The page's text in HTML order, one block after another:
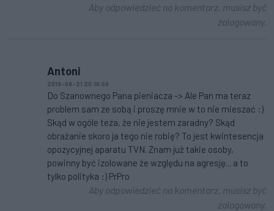
Aby odpowiedzieć na komentarz, musisz być
zalogowany.
Antoni
2019-09-21 20:16:58
Do Szanownego Pana pieniacza -> Ale Pan ma teraz
problem sam ze sobą i proszę mnie w to nie mieszać :)
Skąd w ogóle teza, że nie jestem zaradny? Skąd
obrażanie skoro ja tego nie robię? To jest kwintesencja
opozycyjnej aparatu TVN. Znam już takie osoby,
powinny być izolowane że względu na agresję... a to
tylko polityka :) PrPro
Aby odpowiedzieć na komentarz, musisz być
zalogowany.